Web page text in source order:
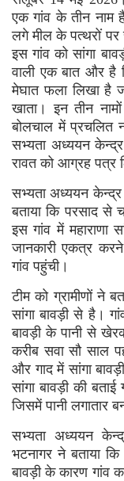
एक गांव के तीन नाम
लगे मील के पत्थरों पर
इस गांव को सांगा
वाली एक बात और है
मेघात फला लिखा है
खाता। इन तीन
बोलचाल में प्रचलित
सभ्यता अध्ययन
रावत को आग्रह पत्र
सभ्यता अध्ययन
बताया कि परसाद से
इस गांव में महाराणा
जानकारी एकत्र
गांव पहुंची।
टीम को ग्रामीणों ने
सांगा बावड़ी से है।
बावड़ी के पानी से
करीब सवा सौ साल
और गाद में सांगा
सांगा बावड़ी की
जिसमें पानी लगातार
सभ्यता अध्ययन
भटनागर ने बताया कि
बावड़ी के कारण गांव